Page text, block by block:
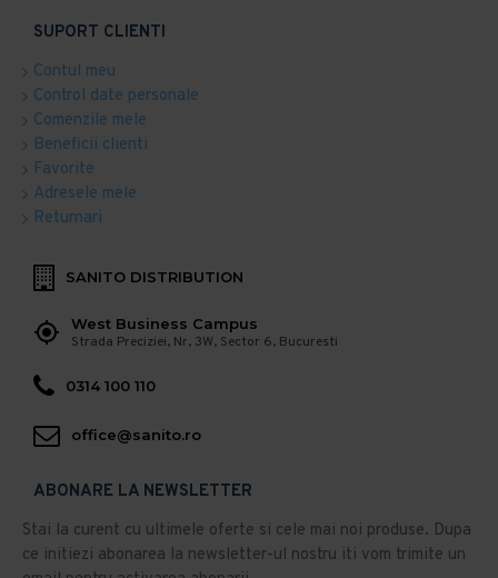
SUPORT CLIENTI
Contul meu
Control date personale
Comenzile mele
Beneficii clienti
Favorite
Adresele mele
Returnari
SANITO DISTRIBUTION
West Business Campus
Strada Preciziei, Nr, 3W, Sector 6, Bucuresti
0314 100 110
office@sanito.ro
ABONARE LA NEWSLETTER
Stai la curent cu ultimele oferte si cele mai noi produse. Dupa
ce initiezi abonarea la newsletter-ul nostru iti vom trimite un